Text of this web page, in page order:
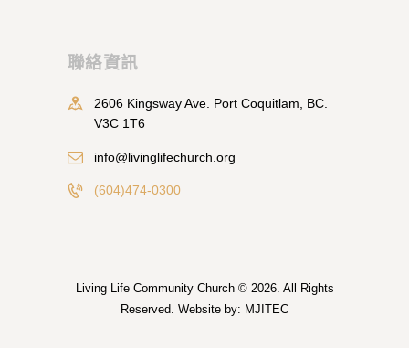
聯絡資訊
2606 Kingsway Ave. Port Coquitlam, BC.
V3C 1T6
info@livinglifechurch.org
(604)474-0300
Living Life Community Church© 2026. All Rights
Reserved. Website by: MJITEC